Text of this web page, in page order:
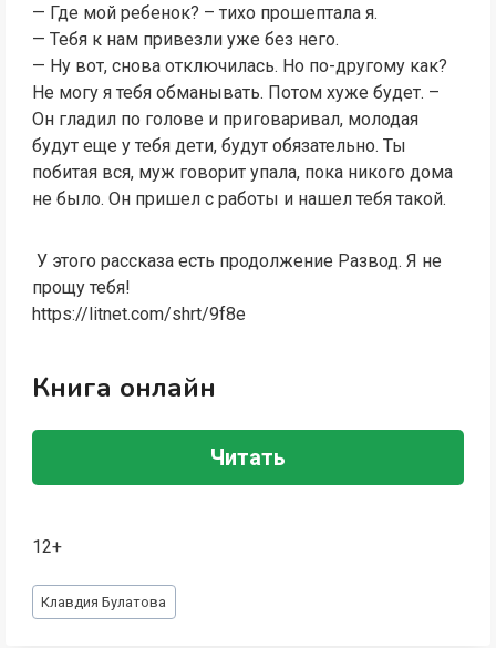
— Где мой ребенок? – тихо прошептала я.
— Тебя к нам привезли уже без него.
— Ну вот, снова отключилась. Но по-другому как?
Не могу я тебя обманывать. Потом хуже будет. –
Он гладил по голове и приговаривал, молодая
будут еще у тебя дети, будут обязательно. Ты
побитая вся, муж говорит упала, пока никого дома
не было. Он пришел с работы и нашел тебя такой.
У этого рассказа есть продолжение Развод. Я не
прощу тебя!
https://litnet.com/shrt/9f8e
Книга онлайн
Читать
12+
Метки
записи:
Клавдия Булатова